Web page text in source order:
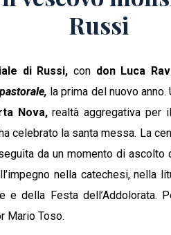
Russi
di Russi, con don Luca
la prima del nuovo
Nova,realtà aggregativa per
celebrato la santa messa. La
da un momento di ascolto
nella catechesi, nella
della Festa dell’Addolorata.
Mario Toso.